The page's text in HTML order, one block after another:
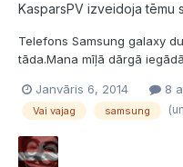
KasparsPV izveidoja tēmu
Telefons Samsung galaxy
tāda.Mana mīļā dārgā
antivīruss tam
Draugos lai ieietu ,kādu
Janvāris 6, 2014 8
Vai vajag samsung